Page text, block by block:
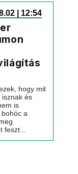
| 12:54
hogy mit
és
is
a